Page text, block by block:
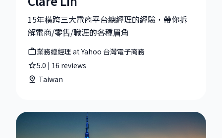
15年橫跨三大電商平台總經理的經驗，帶你拆
解電商/零售/職涯的各種眉角
業務總經理 at Yahoo 台灣電子商務
5.0 | 16 reviews
Taiwan